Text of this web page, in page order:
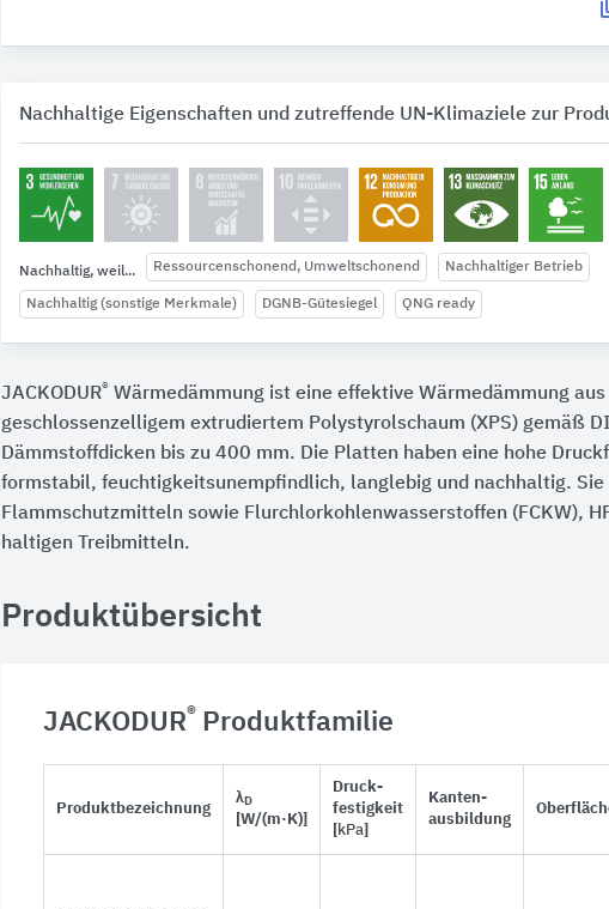
Nachhaltige Eigenschaften und zutreffende UN-Klimaziele zur
Nachhaltig, weil... Ressourcenschonend, Umweltschonend Nachhaltiger Betrieb
Nachhaltig (sonstige Merkmale) DGNB-Gütesiegel QNG ready
JACKODUR® Wärmedämmung ist eine effektive Wärmedämmung aus
geschlossenzelligem extrudiertem Polystyrolschaum (XPS) gemäß
Dämmstoffdicken bis zu 400 mm. Die Platten haben eine hohe
formstabil, feuchtigkeitsunempfindlich, langlebig und nachhaltig. Sie
Flammschutzmitteln sowie Flurchlorkohlenwasserstoffen (FCKW),
haltigen Treibmitteln.
Produktübersicht
JACKODUR® Produktfamilie
Produktbezeichnung
λD
[W/(m·K)]
Druck-
festigkeit
kPa]
Kanten-
ausbildung